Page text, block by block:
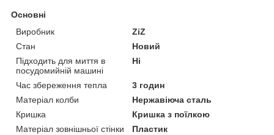
Основні
Виробник
ZiZ
Стан
Новий
Підходить для миття в
посудомийній машині
Ні
Час збереження тепла
3 годин
Матеріал колби
Нержавіюча сталь
Кришка
Кришка з поїлкою
Матеріал зовнішньої стінки
Пластик